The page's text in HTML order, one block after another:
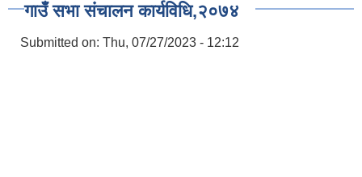
गाउँ सभा संचालन कार्यविधि,२०७४
Submitted on: Thu, 07/27/2023 - 12:12